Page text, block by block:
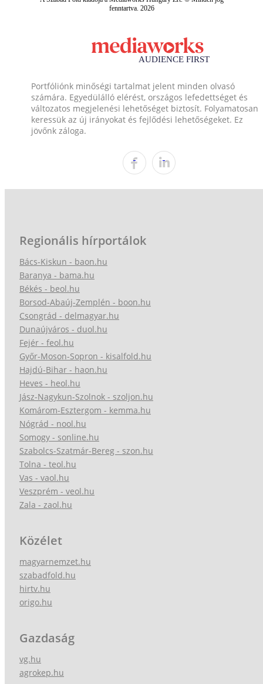
fenntartva. 2026
Portfóliónk minőségi tartalmat jelent minden olvasó
számára. Egyedülálló elérést, országos lefedettséget és
változatos megjelenési lehetőséget biztosít. Folyamatosan
keressük az új irányokat és fejlődési lehetőségeket. Ez
jövőnk záloga.
Regionális hírportálok
Bács-Kiskun - baon.hu
Baranya - bama.hu
Békés - beol.hu
Borsod-Abaúj-Zemplén - boon.hu
Csongrád - delmagyar.hu
Dunaújváros - duol.hu
Fejér - feol.hu
Győr-Moson-Sopron - kisalfold.hu
Hajdú-Bihar - haon.hu
Heves - heol.hu
Jász-Nagykun-Szolnok - szoljon.hu
Komárom-Esztergom - kemma.hu
Nógrád - nool.hu
Somogy - sonline.hu
Szabolcs-Szatmár-Bereg - szon.hu
Tolna - teol.hu
Vas - vaol.hu
Veszprém - veol.hu
Zala - zaol.hu
Közélet
magyarnemzet.hu
szabadfold.hu
hirtv.hu
origo.hu
Gazdaság
vg.hu
agrokep.hu